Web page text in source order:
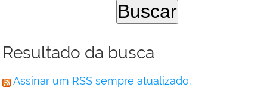
Resultado da busca
Assinar um RSS sempre atualizado.